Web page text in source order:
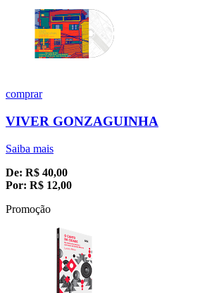
comprar
VIVER GONZAGUINHA
Saiba mais
De: R$ 40,00
Por: R$ 12,00
Promoção